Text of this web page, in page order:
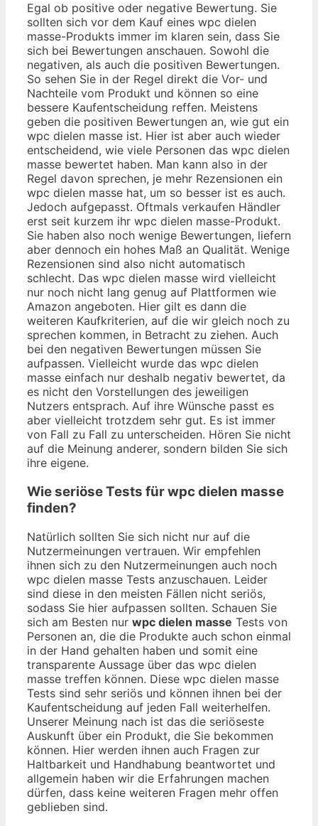
Egal ob positive oder negative Bewertung. Sie
sollten sich vor dem Kauf eines wpc dielen
masse-Produkts immer im klaren sein, dass Sie
sich bei Bewertungen anschauen. Sowohl die
negativen, als auch die positiven Bewertungen.
So sehen Sie in der Regel direkt die Vor- und
Nachteile vom Produkt und können so eine
bessere Kaufentscheidung reffen. Meistens
geben die positiven Bewertungen an, wie gut ein
wpc dielen masse ist. Hier ist aber auch wieder
entscheidend, wie viele Personen das wpc dielen
masse bewertet haben. Man kann also in der
Regel davon sprechen, je mehr Rezensionen ein
wpc dielen masse hat, um so besser ist es auch.
Jedoch aufgepasst. Oftmals verkaufen Händler
erst seit kurzem ihr wpc dielen masse-Produkt.
Sie haben also noch wenige Bewertungen, liefern
aber dennoch ein hohes Maß an Qualität. Wenige
Rezensionen sind also nicht automatisch
schlecht. Das wpc dielen masse wird vielleicht
nur noch nicht lang genug auf Plattformen wie
Amazon angeboten. Hier gilt es dann die
weiteren Kaufkriterien, auf die wir gleich noch zu
sprechen kommen, in Betracht zu ziehen. Auch
bei den negativen Bewertungen müssen Sie
aufpassen. Vielleicht wurde das wpc dielen
masse einfach nur deshalb negativ bewertet, da
es nicht den Vorstellungen des jeweiligen
Nutzers entsprach. Auf ihre Wünsche passt es
aber vielleicht trotzdem sehr gut. Es ist immer
von Fall zu Fall zu unterscheiden. Hören Sie nicht
auf die Meinung anderer, sondern bilden Sie sich
ihre eigene.
Wie seriöse Tests für wpc dielen masse
finden?
Natürlich sollten Sie sich nicht nur auf die
Nutzermeinungen vertrauen. Wir empfehlen
ihnen sich zu den Nutzermeinungen auch noch
wpc dielen masse Tests anzuschauen. Leider
sind diese in den meisten Fällen nicht seriös,
sodass Sie hier aufpassen sollten. Schauen Sie
sich am Besten nur wpc dielen masse Tests von
Personen an, die die Produkte auch schon einmal
in der Hand gehalten haben und somit eine
transparente Aussage über das wpc dielen
masse treffen können. Diese wpc dielen masse
Tests sind sehr seriös und können ihnen bei der
Kaufentscheidung auf jeden Fall weiterhelfen.
Unserer Meinung nach ist das die seriöseste
Auskunft über ein Produkt, die Sie bekommen
können. Hier werden ihnen auch Fragen zur
Haltbarkeit und Handhabung beantwortet und
allgemein haben wir die Erfahrungen machen
dürfen, dass keine weiteren Fragen mehr offen
geblieben sind.